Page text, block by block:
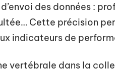
des données :
Cette précision
indicateurs de
vertébrale dans la